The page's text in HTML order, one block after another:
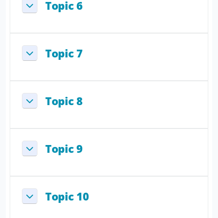
ReplierTopic 6
ReplierTopic 7
ReplierTopic 8
ReplierTopic 9
ReplierTopic 10